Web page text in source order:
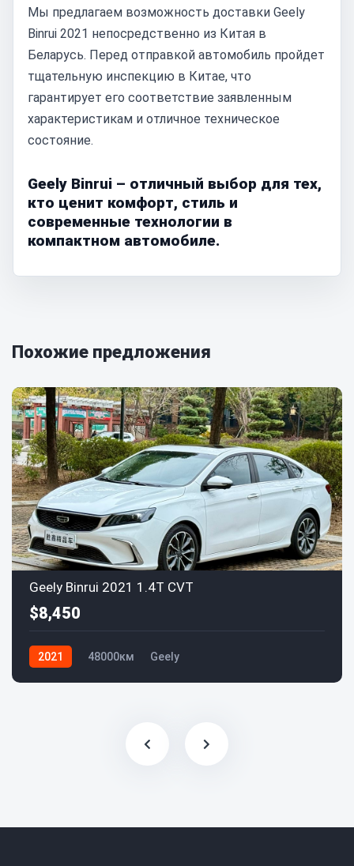
Мы предлагаем возможность доставки Geely
Binrui 2021 непосредственно из Китая в
Беларусь. Перед отправкой автомобиль пройдет
тщательную инспекцию в Китае, что
гарантирует его соответствие заявленным
характеристикам и отличное техническое
состояние.
Geely Binrui – отличный выбор для тех,
кто ценит комфорт, стиль и
современные технологии в
компактном автомобиле.
Похожие предложения
Geely Binrui 2021 1.4T CVT
$8,450
2021 48000км Geely